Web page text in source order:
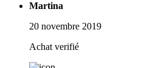
Martina
20 novembre 2019
Achat verifié